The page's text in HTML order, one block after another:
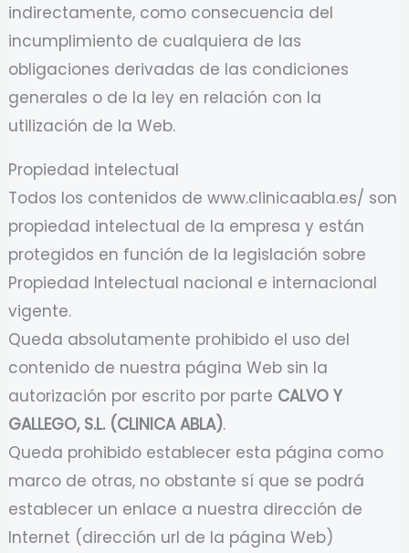
indirectamente, como consecuencia del
incumplimiento de cualquiera de las
obligaciones derivadas de las condiciones
generales o de la ley en relación con la
utilización de la Web.
Propiedad intelectual
Todos los contenidos de www.clinicaabla.es/ son
propiedad intelectual de la empresa y están
protegidos en función de la legislación sobre
Propiedad Intelectual nacional e internacional
vigente.
Queda absolutamente prohibido el uso del
contenido de nuestra página Web sin la
autorización por escrito por parte CALVO Y
GALLEGO, S.L. (CLINICA ABLA).
Queda prohibido establecer esta página como
marco de otras, no obstante sí que se podrá
establecer un enlace a nuestra dirección de
Internet (dirección url de la página Web)